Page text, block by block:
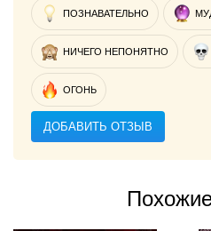
ПОЗНАВАТЕЛЬНО
НИЧЕГО НЕПОНЯТНО
ОГОНЬ
ДОБАВИТЬ ОТЗЫВ